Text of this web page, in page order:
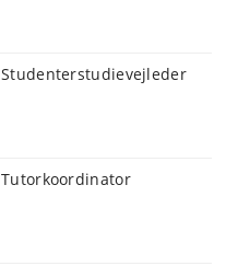
Studenterstudievejleder
Tutorkoordinator